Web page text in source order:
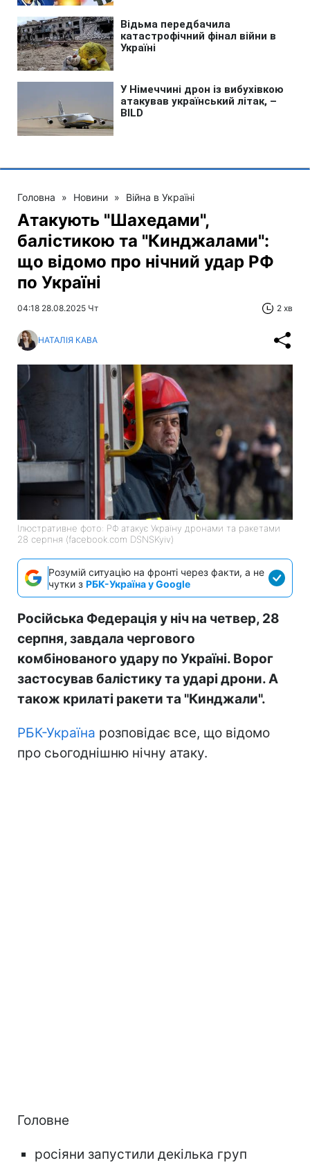
Головна » Новини » Війна в Україні
Атакують "Шахедами",
балістикою та "Кинджалами":
що відомо про нічний удар РФ
по Україні
04:18 28.08.2025 Чт 2 хв
НАТАЛІЯ КАВА
Ілюстративне фото: РФ атакує Україну дронами та ракетами
28 серпня (facebook.com DSNSKyiv)
Розумій ситуацію на фронті через факти, а не
чутки з РБК-Україна у Google
Російська Федерація у ніч на четвер, 28
серпня, завдала чергового
комбінованого удару по Україні. Ворог
застосував балістику та ударі дрони. А
також крилаті ракети та "Кинджали".
РБК-Україна розповідає все, що відомо
про сьогоднішню нічну атаку.
Головне
росіяни запустили декілька груп